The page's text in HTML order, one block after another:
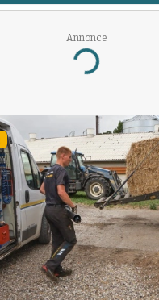
Annonce
Loading...